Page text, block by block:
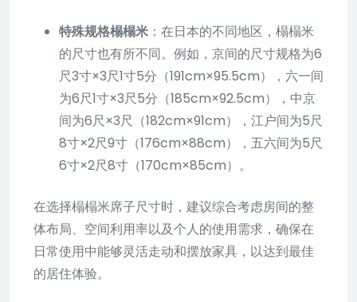
特殊规格榻榻米 ：在日本的不同地区，榻榻米
的尺寸也有所不同。例如，京间的尺寸规格为6
尺3寸×3尺1寸5分（191cm×95.5cm），六一间
为6尺1寸×3尺5分（185cm×92.5cm），中京
间为6尺×3尺（182cm×91cm），江户间为5尺
8寸×2尺9寸（176cm×88cm），五六间为5尺
6寸×2尺8寸（170cm×85cm）。
在选择榻榻米席子尺寸时，建议综合考虑房间的整
体布局、空间利用率以及个人的使用需求，确保在
日常使用中能够灵活走动和摆放家具，以达到最佳
的居住体验。